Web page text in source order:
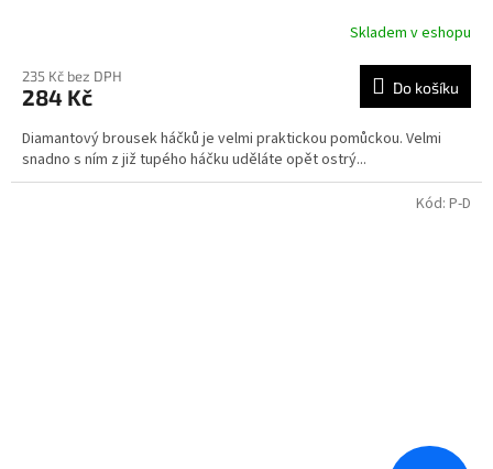
Skladem v eshopu
235 Kč bez DPH
284 Kč Do košíku
Diamantový brousek háčků je velmi praktickou pomůckou. Velmi
snadno s ním z již tupého háčku uděláte opět ostrý...
Kód: P-D